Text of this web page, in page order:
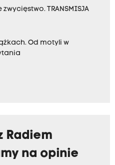
TRANSMISJA
Od motyli w
Radiem
na opinie